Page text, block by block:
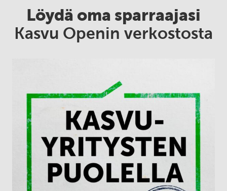
Löydä oma sparraajasi
Kasvu Openin verkostosta